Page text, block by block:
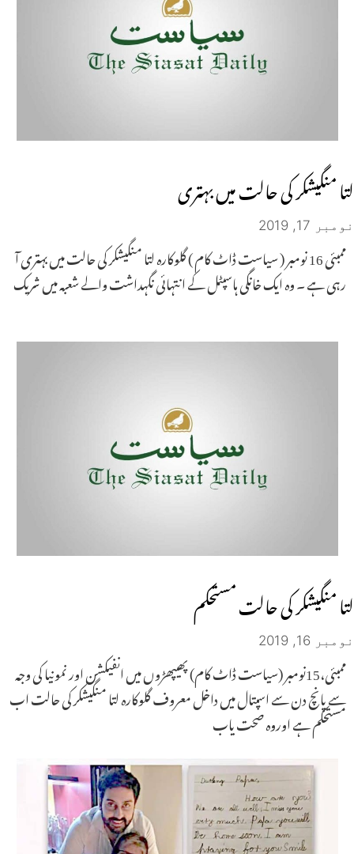
لتا منگیشکر کی حالت میں بہتری
نومبر 17, 2019
ممبئی 16 نومبر ( سیاست ڈاٹ کام ) گلوکارہ لتا منگیشکر کی حالت میں بہتری آ
رہی ہے ۔ وہ ایک خانگی ہاسپٹل کے انتہائی نگہداشت والے شعبہ میں شریک
لتا منگیشکر کی حالت مستحکم
نومبر 16, 2019
ممبئی،15نومبر (سیاست ڈاٹ کام) پھیپھڑوں میں انفیکشن اور نمونیا کی وجہ
سے پانچ دن سے اسپتال میں داخل معروف گلوکارہ لتا منگیشکر کی حالت اب
مستحکم ہے اوروہ صحت یاب